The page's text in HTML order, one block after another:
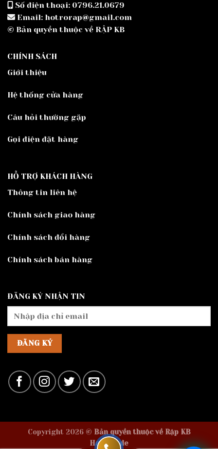
Số điện thoại: 0796.21.0679
Email: hotrorap@gmail.com
© Bản quyền thuộc về RẬP KB
CHÍNH SÁCH
Giới thiệu
Hệ thống cửa hàng
Câu hỏi thường gặp
Gọi điện đặt hàng
HỖ TRỢ KHÁCH HÀNG
Thông tin liên hệ
Chính sách giao hàng
Chính sách đổi hàng
Chính sách bán hàng
ĐĂNG KÝ NHẬN TIN
Copyright 2026 © Bản quyền thuộc về Rập KB
Handmade